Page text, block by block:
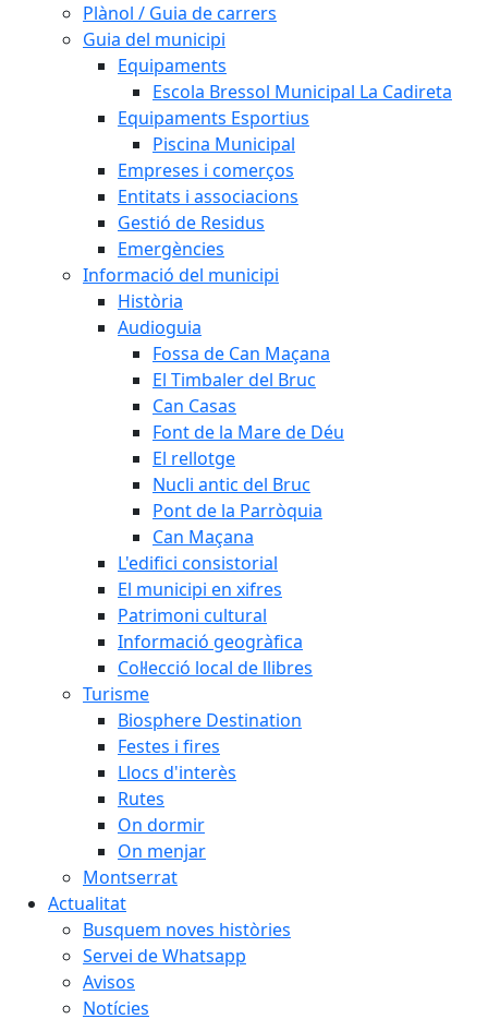
Plànol / Guia de carrers
Guia del municipi
Equipaments
Escola Bressol Municipal La Cadireta
Equipaments Esportius
Piscina Municipal
Empreses i comerços
Entitats i associacions
Gestió de Residus
Emergències
Informació del municipi
Història
Audioguia
Fossa de Can Maçana
El Timbaler del Bruc
Can Casas
Font de la Mare de Déu
El rellotge
Nucli antic del Bruc
Pont de la Parròquia
Can Maçana
L'edifici consistorial
El municipi en xifres
Patrimoni cultural
Informació geogràfica
Col·lecció local de llibres
Turisme
Biosphere Destination
Festes i fires
Llocs d'interès
Rutes
On dormir
On menjar
Montserrat
Actualitat
Busquem noves històries
Servei de Whatsapp
Avisos
Notícies